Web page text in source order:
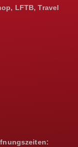
LFTB, Travel